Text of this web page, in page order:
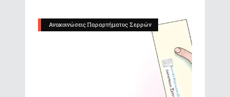
Ανακοινώσεις Παραρτήματος Σερρών